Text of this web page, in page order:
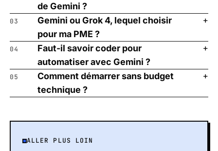
de Gemini ?
03
Gemini ou Grok 4, lequel choisir
pour ma PME ?
04
Faut-il savoir coder pour
automatiser avec Gemini ?
05
Comment démarrer sans budget
technique ?
ALLER PLUS LOIN